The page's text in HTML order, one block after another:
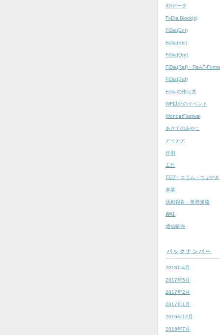
3Dデータ
Fi-Dia Block(s)
FiDia(Ent)
FiDia(Etc)
FiDia(Opt)
FiDia(Raf)・ReAF-
FiDia(Std)
FiDiaの作り方
WF以外のイベント
WonderFestival
あさてのみやこ
アイデア
作例
工作
日記・コラム・つぶやき
本業
活動報告・業務連絡
趣味
通信販売
バックナンバー
2018年4月
2017年5月
2017年2月
2017年1月
2016年12月
2016年7月